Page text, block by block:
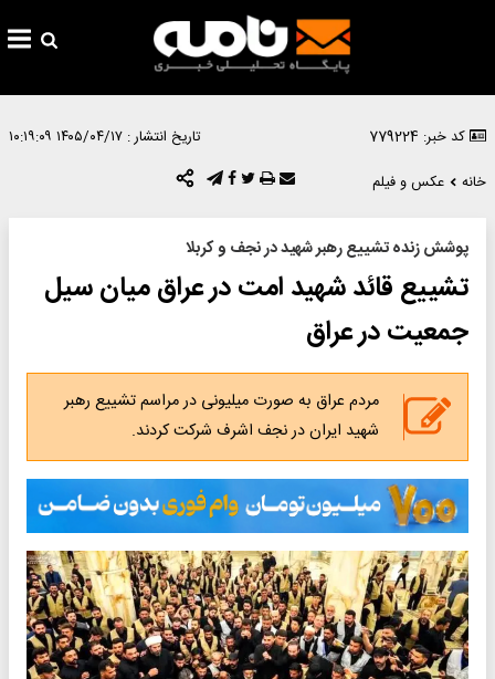
کد خبر: 779224 تاریخ انتشار : ۱۴۰۵/۰۴/۱۷ ۱۰:۱۹:۰۹
خانه
عکس و فیلم
پوشش زنده تشییع رهبر شهید در نجف و کربلا
تشییع قائد شهید امت در عراق میان سیل
جمعیت در عراق
مردم عراق به صورت میلیونی در مراسم تشییع رهبر
شهید ایران در نجف اشرف شرکت کردند.